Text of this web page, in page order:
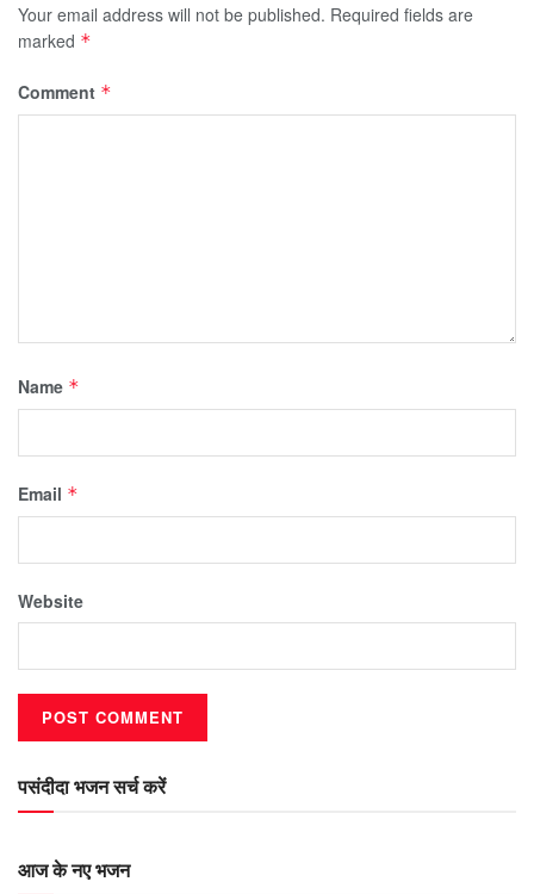
Your email address will not be published. Required fields are
marked *
Comment *
Name *
Email *
Website
पसंदीदा भजन सर्च करें
आज के नए भजन